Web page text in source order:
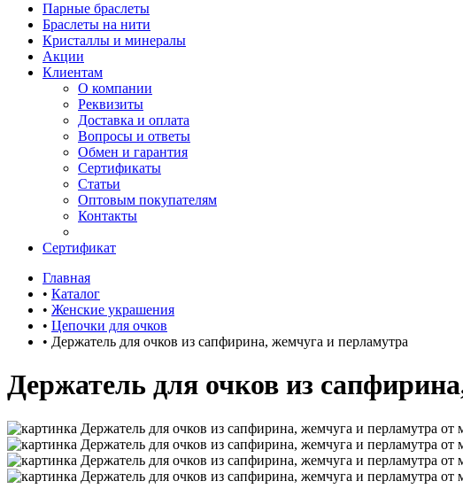
Парные браслеты
Браслеты на нити
Кристаллы и минералы
Акции
Клиентам
О компании
Реквизиты
Доставка и оплата
Вопросы и ответы
Обмен и гарантия
Сертификаты
Статьи
Оптовым покупателям
Контакты
Сертификат
Главная
• Каталог
• Женские украшения
• Цепочки для очков
• Держатель для очков из сапфирина, жемчуга и перламутра
Держатель для очков из